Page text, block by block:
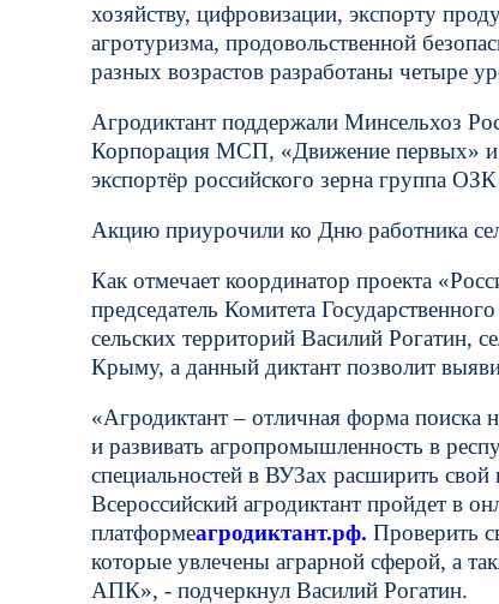
хозяйству, цифровизации, экспорту
агротуризма, продовольственной
разных возрастов разработаны четыре
Агродиктант поддержали Минсельхоз
Корпорация МСП, «Движение первых» и
экспортёр российского зерна группа
Акцию приурочили ко Дню работника
Как отмечает координатор проекта
председатель Комитета
сельских территорий Василий Рогатин,
Крыму, а данный диктант позволит
«Агродиктант – отличная форма поиска
и развивать агропромышленность в
специальностей в ВУЗах расширить
Всероссийский агродиктант пройдет в
платформеагродиктант.рф. Проверить
которые увлечены аграрной сферой, а
АПК», - подчеркнул Василий Рогатин.